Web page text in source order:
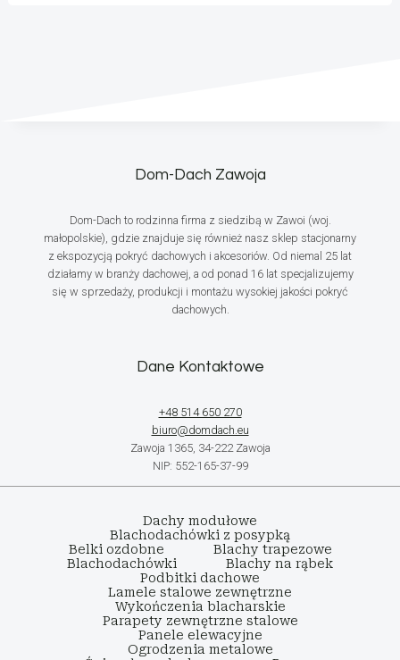
Dom-Dach Zawoja
Dom-Dach to rodzinna firma z siedzibą w Zawoi (woj.
małopolskie), gdzie znajduje się również nasz sklep stacjonarny
z ekspozycją pokryć dachowych i akcesoriów. Od niemal 25 lat
działamy w branży dachowej, a od ponad 16 lat specjalizujemy
się w sprzedaży, produkcji i montażu wysokiej jakości pokryć
dachowych.
Dane Kontaktowe
+48 514 650 270
biuro@domdach.eu
Zawoja 1365, 34-222 Zawoja
NIP: 552-165-37-99
Dachy modułowe
Blachodachówki z posypką
Belki ozdobne
Blachy trapezowe
Blachodachówki
Blachy na rąbek
Podbitki dachowe
Lamele stalowe zewnętrzne
Wykończenia blacharskie
Parapety zewnętrzne stalowe
Panele elewacyjne
Ogrodzenia metalowe